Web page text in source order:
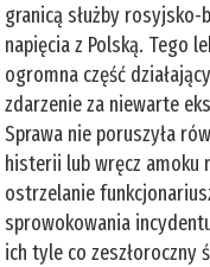
granicą służby rosyjsko-
napięcia z Polską. Tego
ogromna część
zdarzenie za niewarte
Sprawa nie poruszyła
histerii lub wręcz amoku
ostrzelanie
sprowokowania
ich tyle co zeszłoroczny